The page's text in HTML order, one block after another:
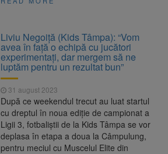
Liviu Negoiță (Kids Tâmpa): “Vom
avea în față o echipă cu jucători
experimentați, dar mergem să ne
luptăm pentru un rezultat bun”
31 august 2023
După ce weekendul trecut au luat startul
cu dreptul în noua ediție de campionat a
Ligii 3, fotbaliștii de la Kids Tâmpa se vor
deplasa în etapa a doua la Câmpulung,
pentru meciul cu Muscelul Elite din